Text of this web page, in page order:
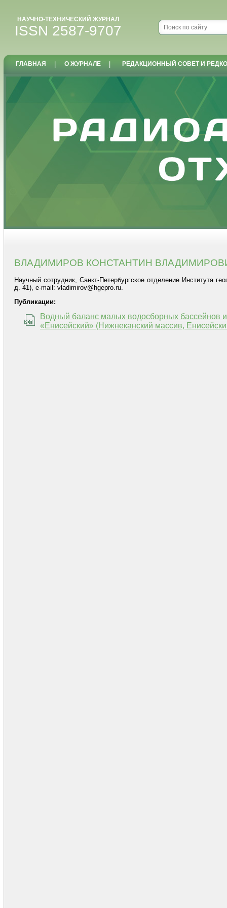
НАУЧНО-ТЕХНИЧЕСКИЙ ЖУРНАЛ
ISSN 2587-9707
ГЛАВНАЯ О ЖУРНАЛЕ РЕДАКЦИОННЫЙ СОВЕТ И
ВЛАДИМИРОВ КОНСТАНТИН
Научный сотрудник, Санкт-Петербургское отделение Института
д. 41), e-mail: vladimirov@hgepro.ru.
Публикации:
Водный баланс малых водосборных бассейнов
«Енисейский» (Нижнеканский массив,